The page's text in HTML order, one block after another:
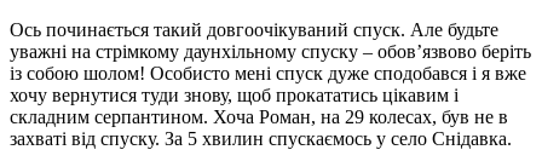
Ось починається такий довгоочікуваний спуск. Але будьте
уважні на стрімкому даунхільному спуску – обов’язвово беріть
із собою шолом! Особисто мені спуск дуже сподобався і я вже
хочу вернутися туди знову, щоб прокататись цікавим і
складним серпантином. Хоча Роман, на 29 колесах, був не в
захваті від спуску. За 5 хвилин спускаємось у село Снідавка.